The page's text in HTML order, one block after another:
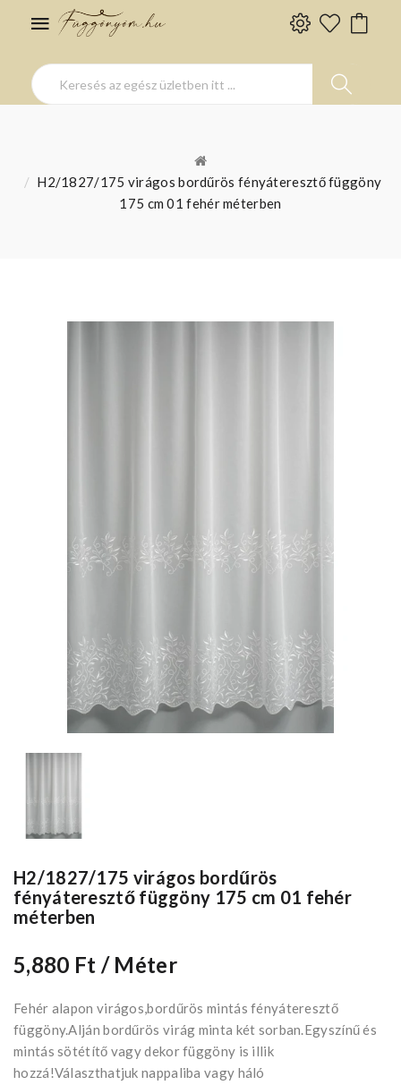
H2/1827/175 virágos bordűrös fényáteresztő függöny
175 cm 01 fehér méterben
H2/1827/175 virágos bordűrös
fényáteresztő függöny 175 cm 01 fehér
méterben
5,880 Ft / Méter
Fehér alapon virágos,bordűrös mintás fényáteresztő
függöny.Alján bordűrös virág minta két sorban.Egyszínű és
mintás sötétítő vagy dekor függöny is illik
hozzá!Választhatjuk nappaliba vagy háló